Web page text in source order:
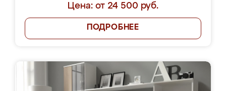
Цена: от 24 500 руб.
ПОДРОБНЕЕ